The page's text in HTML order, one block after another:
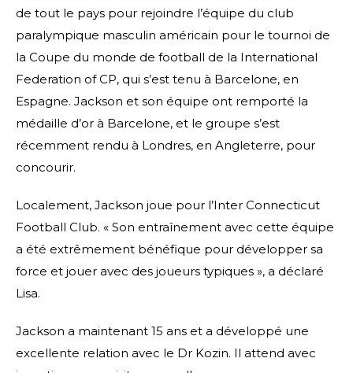
de tout le pays pour rejoindre l’équipe du club
paralympique masculin américain pour le tournoi de
la Coupe du monde de football de la International
Federation of CP, qui s’est tenu à Barcelone, en
Espagne. Jackson et son équipe ont remporté la
médaille d’or à Barcelone, et le groupe s’est
récemment rendu à Londres, en Angleterre, pour
concourir.
Localement, Jackson joue pour l’Inter Connecticut
Football Club. « Son entraînement avec cette équipe
a été extrêmement bénéfique pour développer sa
force et jouer avec des joueurs typiques », a déclaré
Lisa.
Jackson a maintenant 15 ans et a développé une
excellente relation avec le Dr Kozin. Il attend avec